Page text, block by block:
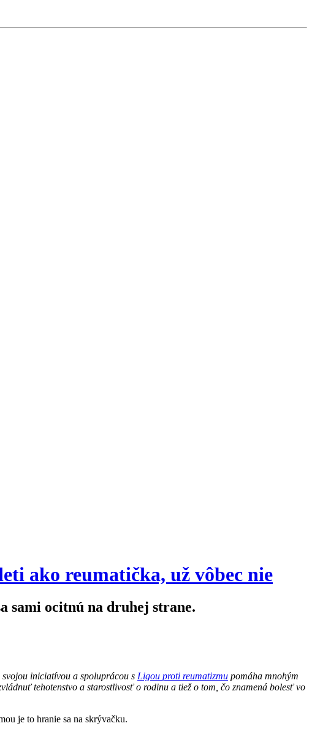
ako reumatička, už vôbec nie
sami ocitnú na druhej strane.
iniciatívou a spoluprácou s Ligou proti reumatizmu pomáha mnohým
tehotenstvo a starostlivosť o rodinu a tiež o tom, čo znamená bolesť vo
je to hranie sa na skrývačku.